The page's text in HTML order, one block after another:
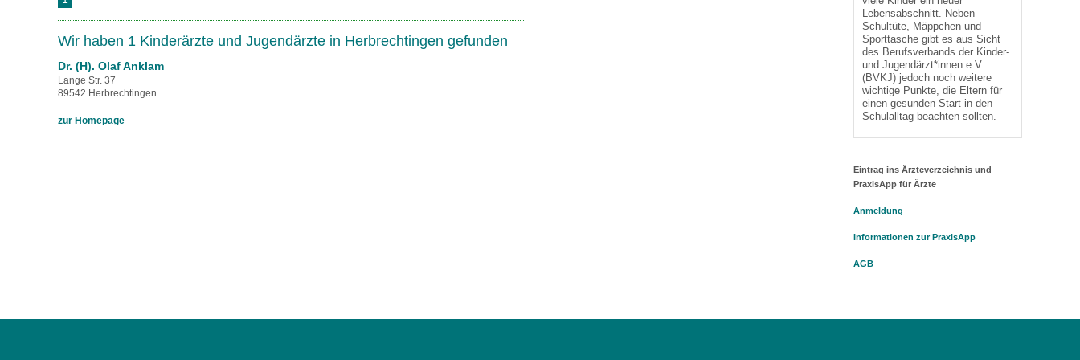
Wir haben 1 Kinderärzte und Jugendärzte in Herbrechtingen gefunden
Dr. (H). Olaf Anklam
Lange Str. 37
89542 Herbrechtingen
zur Homepage
Lebensabschnitt. Neben
Schultüte, Mäppchen und
Sporttasche gibt es aus Sicht
des Berufsverbands der Kinder-
und Jugendärzt*innen e.V.
(BVKJ) jedoch noch weitere
wichtige Punkte, die Eltern für
einen gesunden Start in den
Schulalltag beachten sollten.
Eintrag ins Ärzteverzeichnis und
PraxisApp für Ärzte
Anmeldung
Informationen zur PraxisApp
AGB